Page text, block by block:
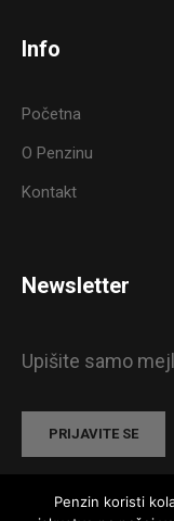
Info
Početna
O Penzinu
Kontakt
Newsletter
Upišite samo
Penzin koristi